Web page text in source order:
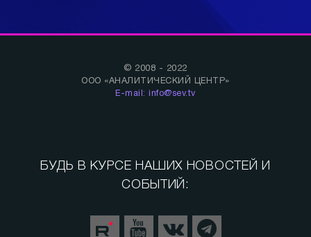
© 2008 - 2022
ООО «АНАЛИТИЧЕСКИЙ ЦЕНТР»
E-mail: info@sev.tv
БУДЬ В КУРСЕ НАШИХ НОВОСТЕЙ И
СОБЫТИЙ: